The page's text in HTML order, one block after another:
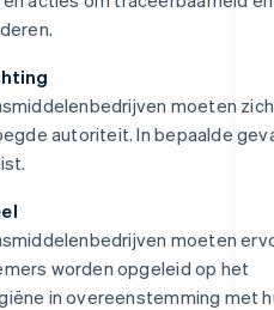
moeten zich
autoriteit. In bepaalde
moeten
worden opgeleid op het
in overeenstemming met